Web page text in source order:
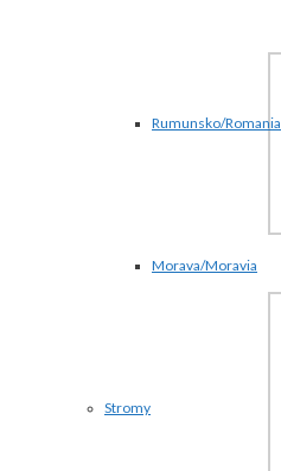
Rumunsko/Romania
Morava/Moravia
Stromy